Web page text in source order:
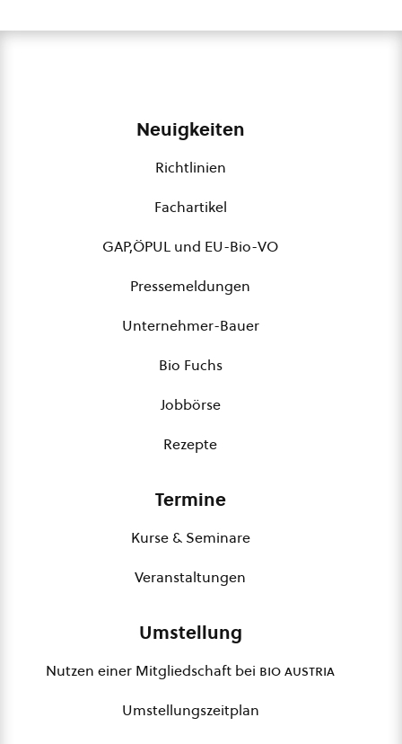
Neuigkeiten
Richtlinien
Fachartikel
GAP,ÖPUL und EU-Bio-VO
Pressemeldungen
Unternehmer-Bauer
Bio Fuchs
Jobbörse
Rezepte
Termine
Kurse & Seminare
Veranstaltungen
Umstellung
Nutzen einer Mitgliedschaft bei bio austria
Umstellungszeitplan